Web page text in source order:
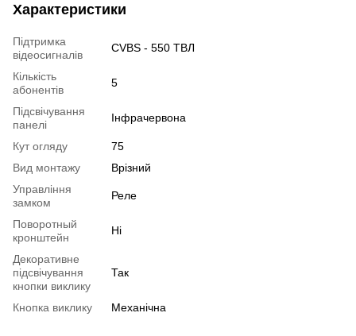
Характеристики
Підтримка
відеосигналів
CVBS - 550 ТВЛ
Кількість
абонентів
5
Підсвічування
панелі
Інфрачервона
Кут огляду
75
Вид монтажу
Врізний
Управління
замком
Реле
Поворотный
кронштейн
Ні
Декоративне
підсвічування
кнопки виклику
Так
Кнопка виклику Механічна